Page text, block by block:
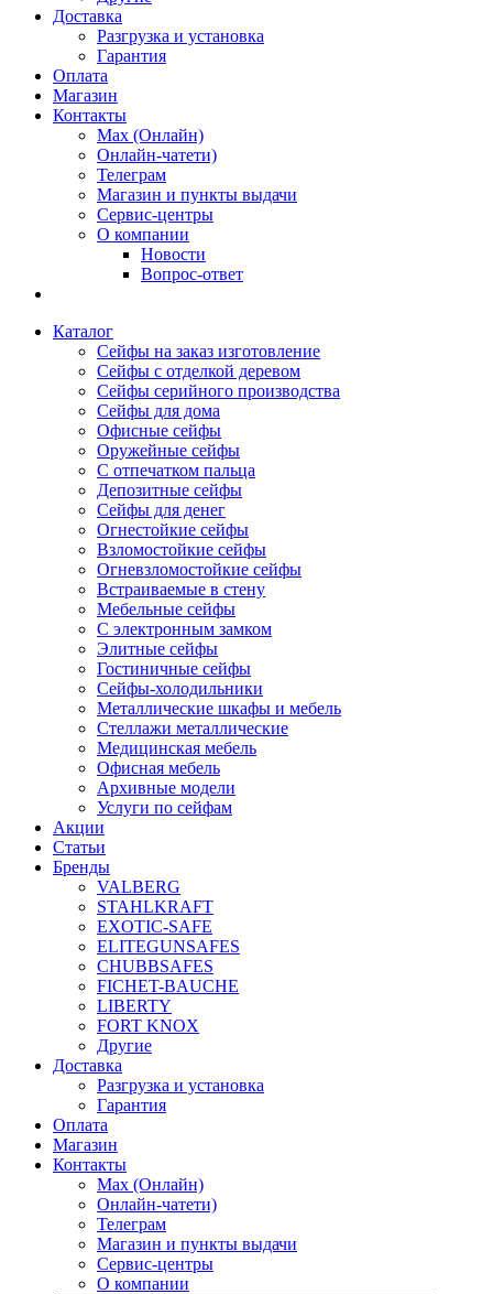
Доставка
Разгрузка и установка
Гарантия
Оплата
Магазин
Контакты
Max (Онлайн)
Онлайн-чатети)
Телеграм
Магазин и пункты выдачи
Сервис-центры
О компании
Новости
Вопрос-ответ
Каталог
Сейфы на заказ изготовление
Сейфы с отделкой деревом
Сейфы серийного производства
Сейфы для дома
Офисные сейфы
Оружейные сейфы
С отпечатком пальца
Депозитные сейфы
Сейфы для денег
Огнестойкие сейфы
Взломостойкие сейфы
Огневзломостойкие сейфы
Встраиваемые в стену
Мебельные сейфы
С электронным замком
Элитные сейфы
Гостиничные сейфы
Сейфы-холодильники
Металлические шкафы и мебель
Стеллажи металлические
Медицинская мебель
Офисная мебель
Архивные модели
Услуги по сейфам
Акции
Статьи
Бренды
VALBERG
STAHLKRAFT
EXOTIC-SAFE
ELITEGUNSAFES
CHUBBSAFES
FICHET-BAUCHE
LIBERTY
FORT KNOX
Другие
Доставка
Разгрузка и установка
Гарантия
Оплата
Магазин
Контакты
Max (Онлайн)
Онлайн-чатети)
Телеграм
Магазин и пункты выдачи
Сервис-центры
О компании